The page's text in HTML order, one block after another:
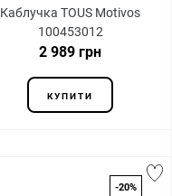
Каблучка TOUS Motivos
100453012
2 989 грн
КУПИТИ
-20%